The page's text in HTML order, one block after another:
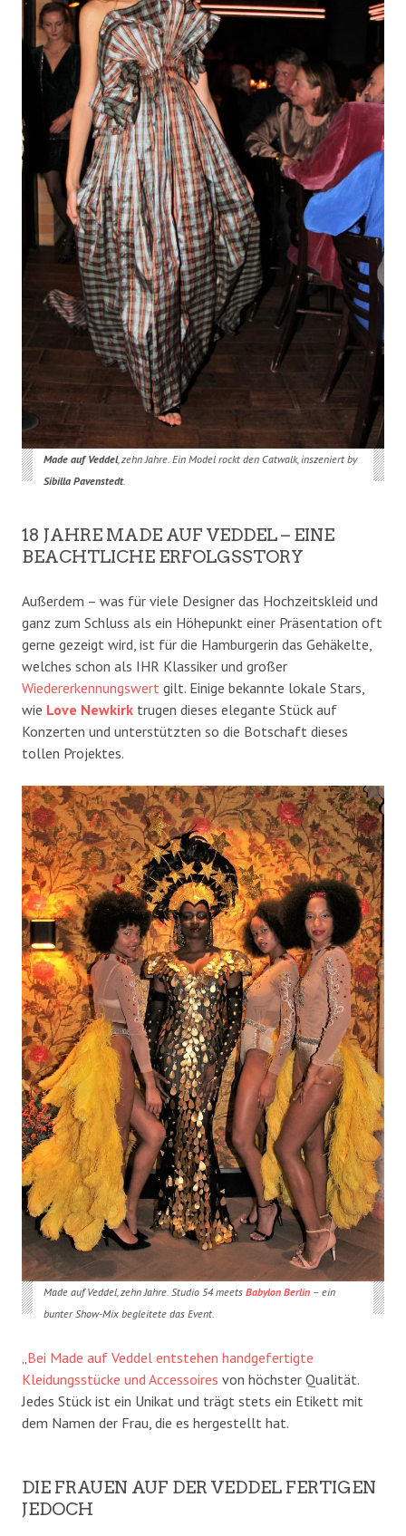
Made auf Veddel, zehn Jahre. Ein Model rockt den Catwalk, inszeniert by
Sibilla Pavenstedt.
18 JAHRE MADE AUF VEDDEL – EINE
BEACHTLICHE ERFOLGSSTORY
Außerdem – was für viele Designer das Hochzeitskleid und
ganz zum Schluss als ein Höhepunkt einer Präsentation oft
gerne gezeigt wird, ist für die Hamburgerin das Gehäkelte,
welches schon als IHR Klassiker und großer
Wiedererkennungswert gilt. Einige bekannte lokale Stars,
wie Love Newkirk trugen dieses elegante Stück auf
Konzerten und unterstützten so die Botschaft dieses
tollen Projektes.
Made auf Veddel, zehn Jahre. Studio 54 meets Babylon Berlin– ein
bunter Show-Mix begleitete das Event.
„Bei Made auf Veddel entstehen handgefertigte
Kleidungsstücke und Accessoires von höchster Qualität.
Jedes Stück ist ein Unikat und trägt stets ein Etikett mit
dem Namen der Frau, die es hergestellt hat.
DIE FRAUEN AUF DER VEDDEL FERTIGEN
JEDOCH